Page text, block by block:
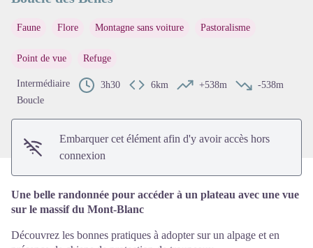
Faune Flore Montagne sans voiture Pastoralisme
Point de vue Refuge
Intermédiaire 3h30 6km +538m
-538m
Boucle
Embarquer cet élément afin d'y avoir accès hors
connexion
Une belle randonnée pour accéder à un plateau avec une vue
sur le massif du Mont-Blanc
Découvrez les bonnes pratiques à adopter sur un alpage et en